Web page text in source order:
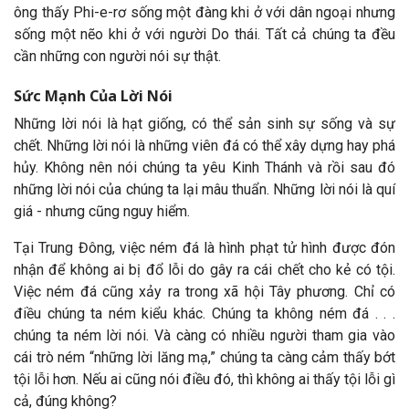
ông thấy Phi-e-rơ sống một đàng khi ở với dân ngoại nhưng
sống một nẽo khi ở với người Do thái. Tất cả chúng ta đều
cần những con người nói sự thật.
Sức Mạnh Của Lời Nói
Những lời nói là hạt giống, có thể sản sinh sự sống và sự
chết. Những lời nói là những viên đá có thể xây dựng hay phá
hủy. Không nên nói chúng ta yêu Kinh Thánh và rồi sau đó
những lời nói của chúng ta lại mâu thuẩn. Những lời nói là quí
giá - nhưng cũng nguy hiểm.
Tại Trung Đông, việc ném đá là hình phạt tử hình được đón
nhận để không ai bị đổ lỗi do gây ra cái chết cho kẻ có tội.
Việc ném đá cũng xảy ra trong xã hội Tây phương. Chỉ có
điều chúng ta ném kiểu khác. Chúng ta không ném đá . . .
chúng ta ném lời nói. Và càng có nhiều người tham gia vào
cái trò ném “những lời lăng mạ,” chúng ta càng cảm thấy bớt
tội lỗi hơn. Nếu ai cũng nói điều đó, thì không ai thấy tội lỗi gì
cả, đúng không?